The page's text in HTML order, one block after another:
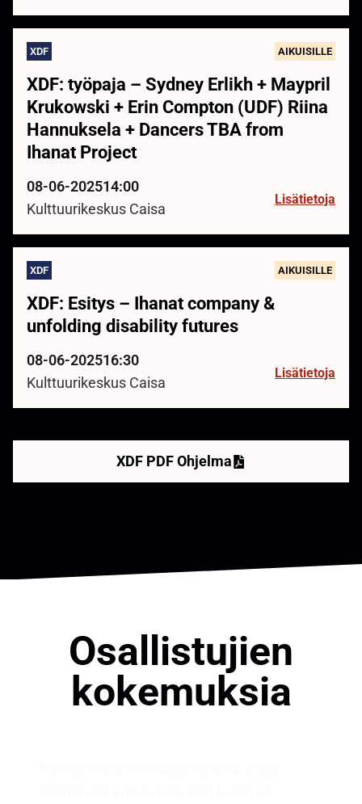
XDF AIKUISILLE
XDF: työpaja – Sydney Erlikh + Maypril
Krukowski + Erin Compton (UDF) Riina
Hannuksela + Dancers TBA from
Ihanat Project
08-06-202514:00
Kulttuurikeskus Caisa
Lisätietoja
XDF AIKUISILLE
XDF: Esitys – Ihanat company &
unfolding disability futures
08-06-202516:30
Kulttuurikeskus Caisa
Lisätietoja
XDF PDF Ohjelma
Osallistujien
kokemuksia